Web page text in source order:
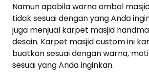
Namun apabila warna ambal
tidak sesuai dengan yang Anda
juga menjual karpet masjid
desain. Karpet masjid custom ini
buatkan sesuai dengan warna,
sesuai yang Anda inginkan.